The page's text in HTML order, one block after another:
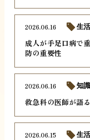
成人が手足口病で
防の重要性
2026.06.16 生
救急科の医師が語
2026.06.16 知識
2026.06.15 生